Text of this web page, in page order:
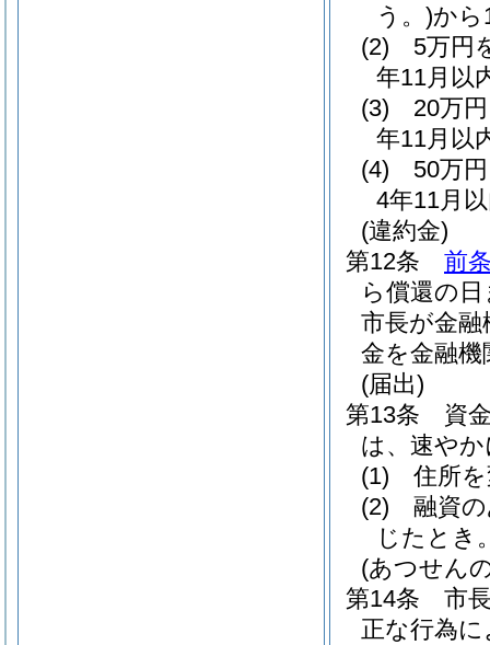
う。)から
(2)
5万円
年11月以
(3)
20万
年11月以
(4)
50万
4年11月
(違約金)
第12条
前
ら償還の
市長が金
金を金融
(届出)
第13条
資
は、速や
(1)
住所
(2)
融資
じたとき
(あつせん
第14条
市
正な行為